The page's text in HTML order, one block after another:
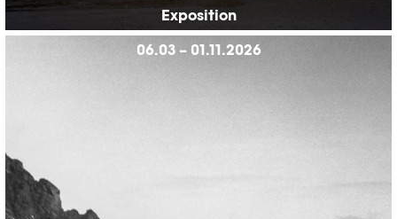
Exposition
06.03 – 01.11.2026